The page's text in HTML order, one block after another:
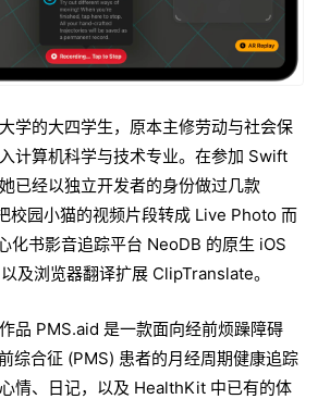
学的大四学生，原本主修劳动与社会保
计算机科学与技术专业。在参加 Swift
已经以独立开发者的身份做过几款
校园小猫的视频片段转成 Live Photo 而
化书影音追踪平台 NeoDB 的原生 iOS
及浏览器翻译扩展 ClipTranslate。
品 PMS.aid 是一款面向经前烦躁障碍
综合征 (PMS) 患者的月经周期健康追踪
情、日记，以及 HealthKit 中已有的体